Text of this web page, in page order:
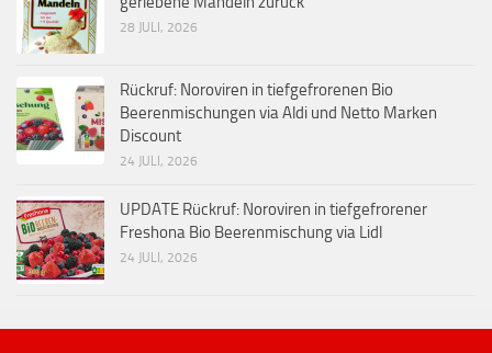
28 JULI, 2026
Rückruf: Noroviren in tiefgefrorenen Bio
Beerenmischungen via Aldi und Netto Marken
Discount
24 JULI, 2026
UPDATE Rückruf: Noroviren in tiefgefrorener
Freshona Bio Beerenmischung via Lidl
24 JULI, 2026